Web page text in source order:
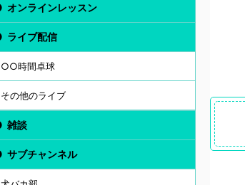
オンラインレッスン
ライブ配信
○○時間卓球
その他のライブ
雑談
サブチャンネル